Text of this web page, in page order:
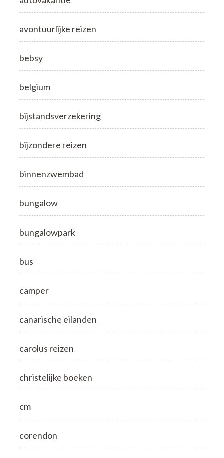
avontuurlijke reizen
bebsy
belgium
bijstandsverzekering
bijzondere reizen
binnenzwembad
bungalow
bungalowpark
bus
camper
canarische eilanden
carolus reizen
christelijke boeken
cm
corendon